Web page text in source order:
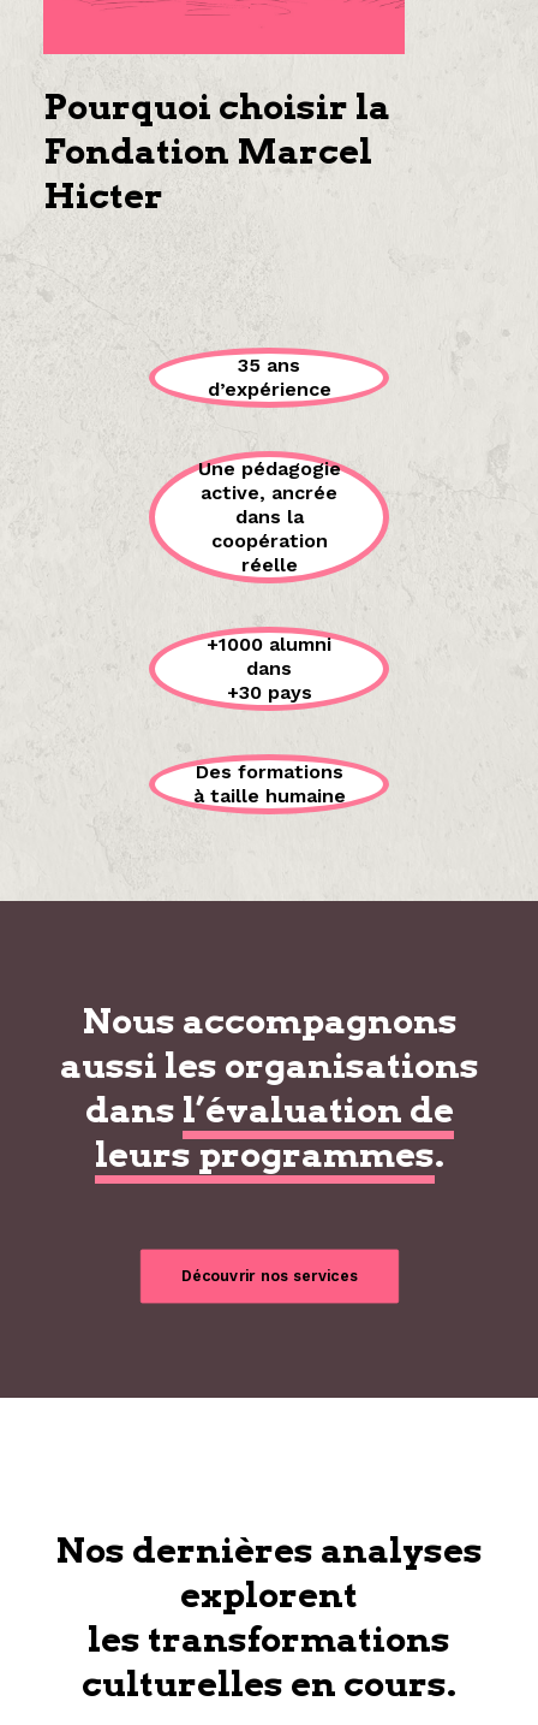
Pourquoi choisir la
Fondation Marcel
Hicter
35 ans
d’expérience
Une pédagogie
active, ancrée
dans la
coopération
réelle
+1000 alumni
dans
+30 pays
Des formations
à taille humaine
Nous accompagnons
aussi les organisations
dans l’évaluation de
leurs programmes.
Découvrir nos services
Nos dernières analyses
explorent
les transformations
culturelles en cours.